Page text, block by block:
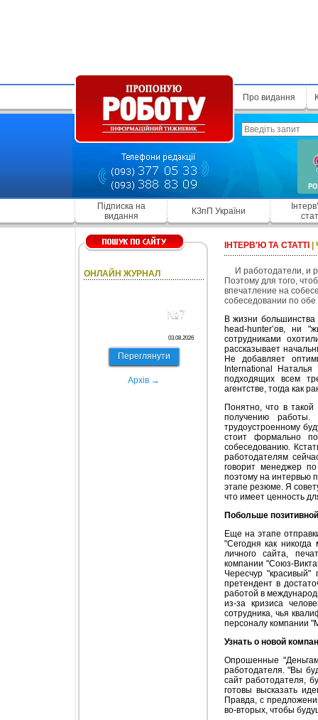
Про видання
Підписка на
видання
КЗпП України
ОНЛАЙН ЖУРНАЛ
№7
03.08.2026
Переглянути
Архів →
ІНТЕРВ'Ю ТА СТАТТІ
И работодатели, и
Поэтому для того,
впечатление на
собеседовании по
В жизни
head-hunter’ов, ни
сотрудниками
рассказывает
Не добавляет
International
подходящих всем
агентстве, тогда как
Понятно, что в
получению работы.
трудоустроенному
стоит формально
собеседованию.
работодателям
говорит менеджер
поэтому на интервью
этапе резюме. Я
что имеет ценность
Побольше
Еще на этапе
"Сегодня как
личного сайта,
компании "Союз-
Чересчур
претендент в
работой в
из-за кризиса
сотрудника, чья
персоналу компании
Узнать о новой
Опрошенные
работодателя. "Вы
сайт работодателя,
готовы высказать
Правда, с
во-вторых, чтобы